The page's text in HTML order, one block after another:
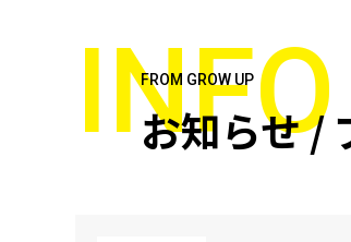
お知らせ /
FROM GROW UP